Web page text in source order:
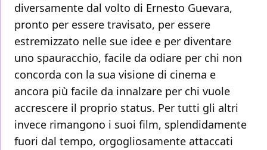
diversamente dal volto di Ernesto Guevara,
pronto per essere travisato, per essere
estremizzato nelle sue idee e per diventare
uno spauracchio, facile da odiare per chi non
concorda con la sua visione di cinema e
ancora più facile da innalzare per chi vuole
accrescere il proprio status. Per tutti gli altri
invece rimangono i suoi film, splendidamente
fuori dal tempo, orgogliosamente attaccati